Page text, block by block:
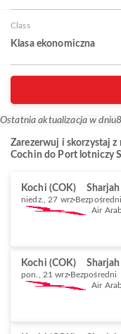
Class
Klasa ekonomiczna
Ostatnia aktualizacja w dniu
Zarezerwuj i skorzystaj
Cochin do Port lotniczy
Kochi (COK) Sharjah
niedz., 27 wrz Bezpośredni
Air
Kochi (COK) Sharjah
pon., 21 wrz Bezpośredni
Air